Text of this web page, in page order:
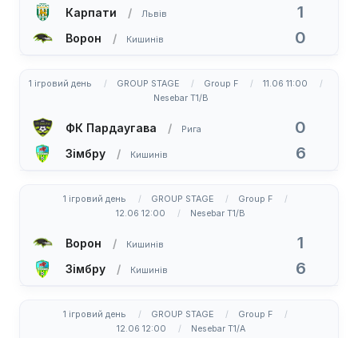
Карпати Львів 1
Ворон Кишинів 0
1 ігровий день GROUP STAGE Group F
11.06 11:00
Nesebar T1/B
ФК Пардаугава Рига 0
Зімбру Кишинів 6
1 ігровий день GROUP STAGE
Group F
12.06 12:00
Nesebar T1/B
Ворон Кишинів 1
Зімбру Кишинів 6
1 ігровий день GROUP STAGE
Group F
12.06 12:00
Nesebar T1/A